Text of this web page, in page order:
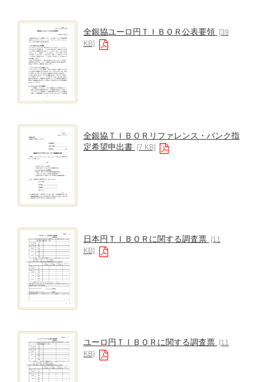
全銀協ユーロ円ＴＩＢＯＲ公表要領
[39
KB]
全銀協ＴＩＢＯＲリファレンス・バンク指
定希望申出書
[7 KB]
日本円ＴＩＢＯＲに関する調査票
[11
KB]
ユーロ円ＴＩＢＯＲに関する調査票
[11
KB]